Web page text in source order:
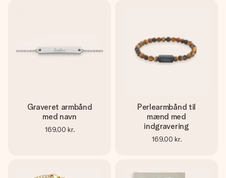
Graveret armbånd
med navn
169,00 kr.
Perlearmbånd til
mænd med
indgravering
169,00 kr.